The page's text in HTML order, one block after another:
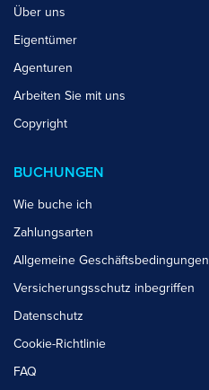
Über uns
Eigentümer
Agenturen
Arbeiten Sie mit uns
Copyright
BUCHUNGEN
Wie buche ich
Zahlungsarten
Allgemeine Geschäftsbedingungen
Versicherungsschutz inbegriffen
Datenschutz
Cookie-Richtlinie
FAQ